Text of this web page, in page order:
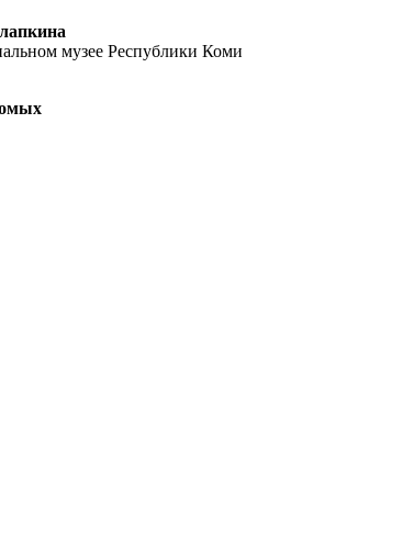
музее Республики Коми